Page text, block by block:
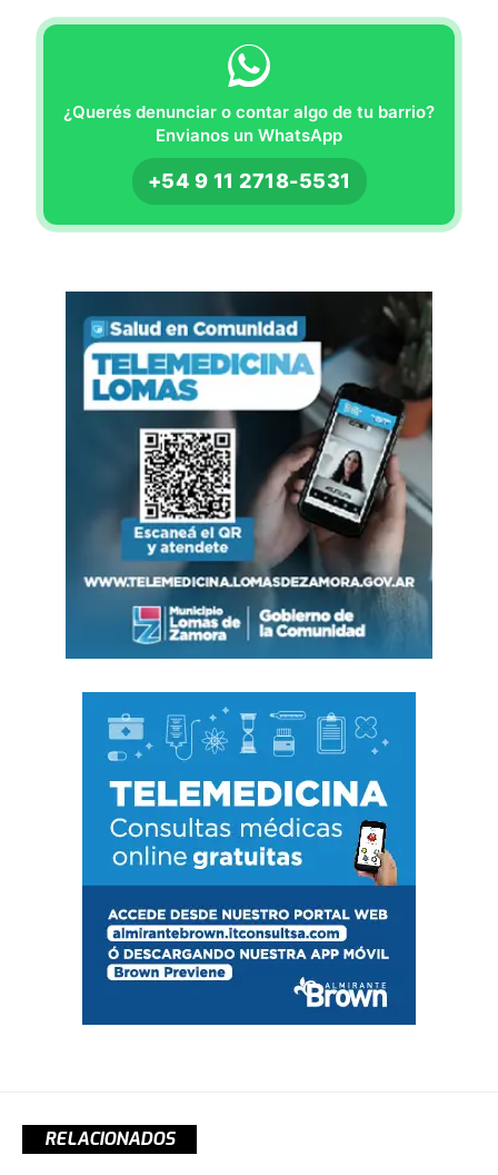
¿Querés denunciar o contar algo de tu barrio?
Envianos un WhatsApp
+54 9 11 2718-5531
RELACIONADOS